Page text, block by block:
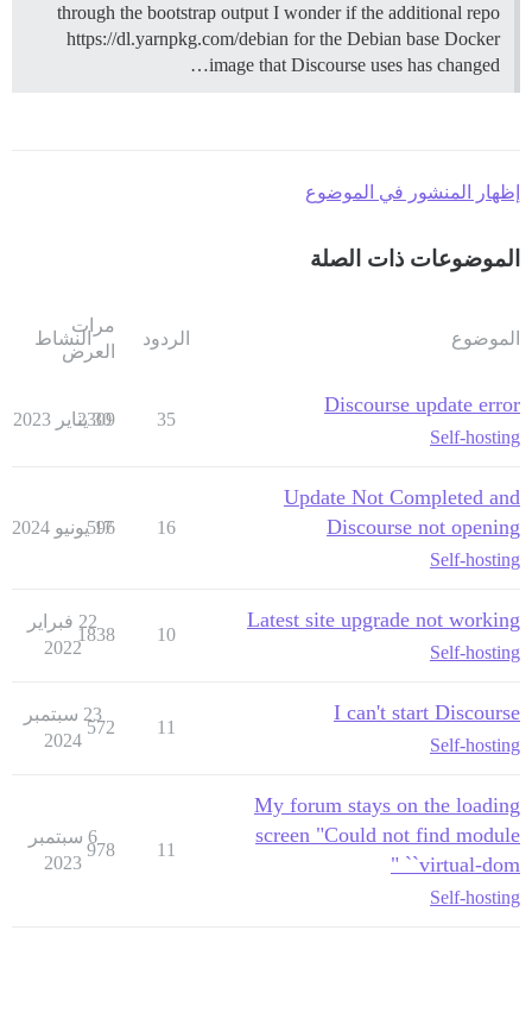
through the bootstrap output I wonder if the additional repo
https://dl.yarnpkg.com/debian for the Debian base Docker
image that Discourse uses has changed…
إظهار المنشور في الموضوع
الموضوعات ذات الصلة
الموضوع الردود
مرات
العرض
النشاط
Discourse update error
Self-hosting
35
2309
30 يناير 2023
Update Not Completed and
Discourse not opening
Self-hosting
16
596
17 يونيو 2024
Latest site upgrade not working
Self-hosting
10
1838
22 فبراير
2022
I can't start Discourse
Self-hosting
11
572
23 سبتمبر
2024
My forum stays on the loading
screen "Could not find module
`virtual-dom` "
Self-hosting
11
978
6 سبتمبر
2023